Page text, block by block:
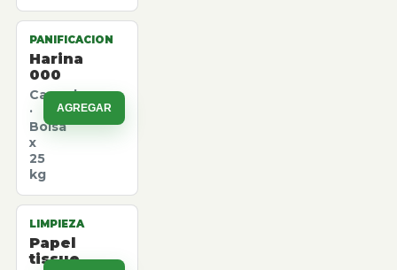
PANIFICACION
Harina
000
Canuelas
·
Bolsa
x
25
kg
AGREGAR
LIMPIEZA
Papel
tissue